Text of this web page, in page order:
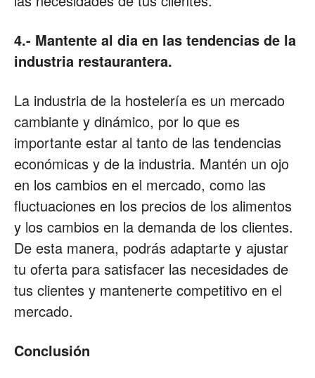
4.- Mantente al dia en las tendencias de la
industria restaurantera.
La industria de la hostelería es un mercado
cambiante y dinámico, por lo que es
importante estar al tanto de las tendencias
económicas y de la industria. Mantén un ojo
en los cambios en el mercado, como las
fluctuaciones en los precios de los alimentos
y los cambios en la demanda de los clientes.
De esta manera, podrás adaptarte y ajustar
tu oferta para satisfacer las necesidades de
tus clientes y mantenerte competitivo en el
mercado.
Conclusión